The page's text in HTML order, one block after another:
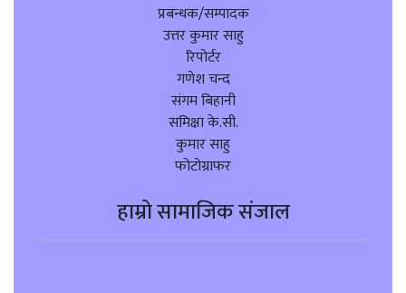
प्रबन्धक/सम्पादक
उत्तर कुमार साहु
रिपोर्टर
गणेश चन्द
संगम बिहानी
समिक्षा के.सी.
कुमार साहु
फोटोग्राफर
हाम्रो सामाजिक संजाल